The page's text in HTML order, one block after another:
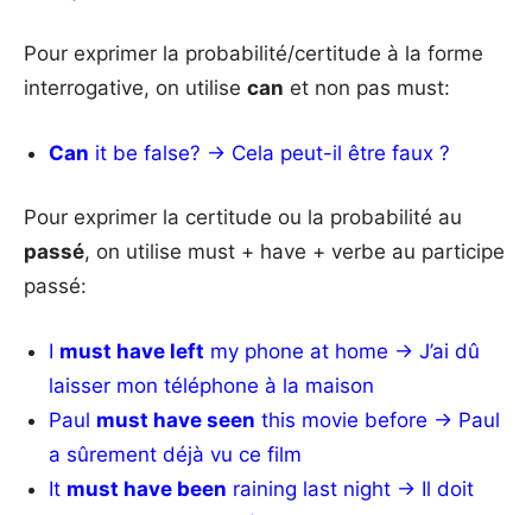
Pour exprimer la probabilité/certitude à la forme
interrogative, on utilise can et non pas must:
Can it be false? → Cela peut-il être faux ?
Pour exprimer la certitude ou la probabilité au
passé, on utilise must + have + verbe au participe
passé:
I must have left my phone at home → J’ai dû
laisser mon téléphone à la maison
Paul must have seen this movie before → Paul
a sûrement déjà vu ce film
It must have been raining last night → Il doit